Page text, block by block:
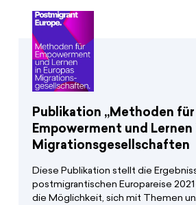
Publikation „Methoden für
Empowerment und Lernen
Migrationsgesellschaften
Diese Publikation stellt die
postmigrantischen Europareise
die Möglichkeit, sich mit Themen